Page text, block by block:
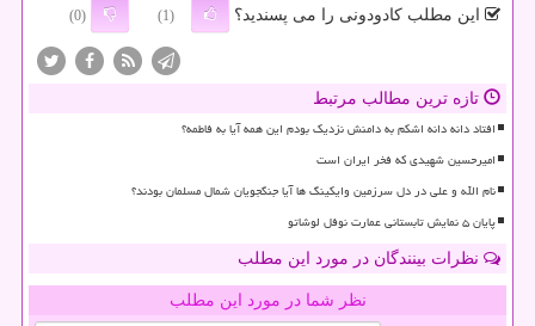
این مطلب کادودونی را می پسندید؟ (1)
(0)
تازه ترین مطالب مرتبط
افتاد دانه دانه اشکم به دامنش نزدیک بودم این همه آیا به فاطمه؟
امیرحسین شهیدی که فخر ایران است
نام الله و علی در دل سرزمین وایکینگ ها آیا جنگجویان شمال مسلمان بودند؟
پایان ۵ نمایش تابستانی عمارت نوفل لوشاتو
نظرات بینندگان در مورد این مطلب
نظر شما در مورد این مطلب